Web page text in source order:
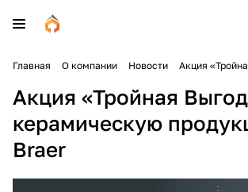
Главная О компании Новости Акция
Акция «Тройная
керамическую
Braer